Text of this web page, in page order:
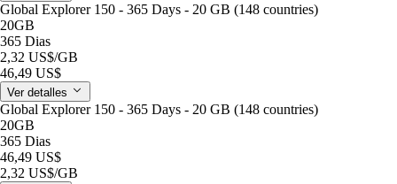
Global Explorer 150 - 365 Days - 20 GB (148 countries)
20GB
365 Dias
2,32 US$/GB
46,49 US$
Ver detalles
Global Explorer 150 - 365 Days - 20 GB (148 countries)
20GB
365 Dias
46,49 US$
2,32 US$/GB